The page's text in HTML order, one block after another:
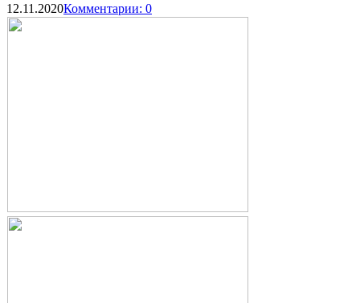
12.11.2020Комментарии: 0